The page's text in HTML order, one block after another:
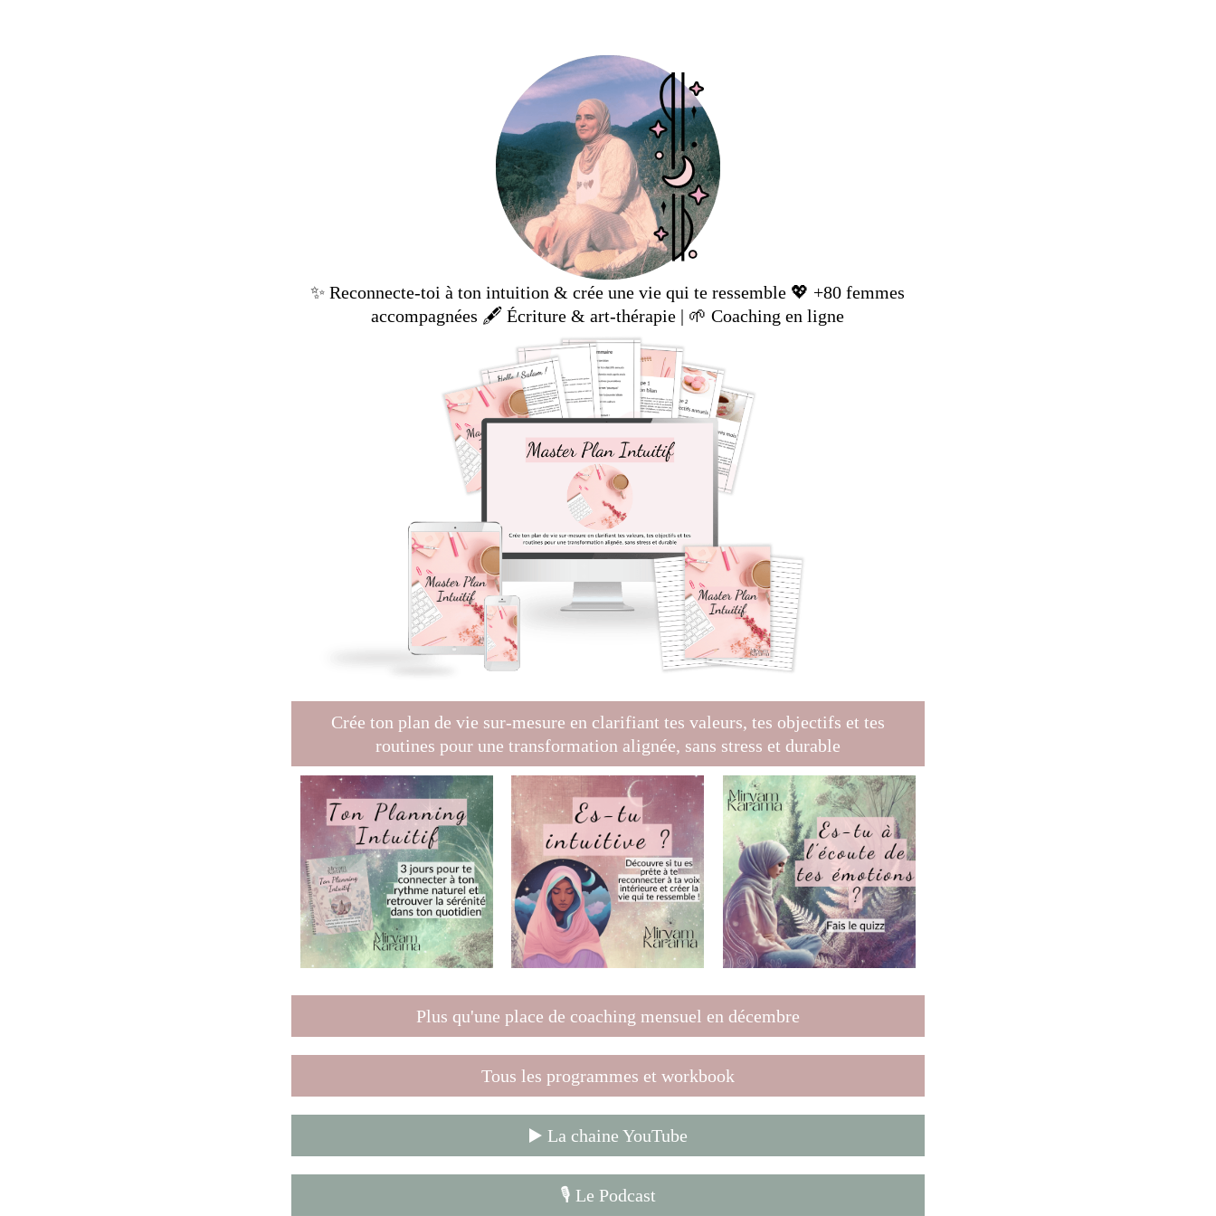
✨ Reconnecte-toi à ton intuition & crée une vie qui te ressemble 💖 +80 femmes
accompagnées 🖋️ Écriture & art-thérapie | 🌱 Coaching en ligne
Crée ton plan de vie sur-mesure en clarifiant tes valeurs, tes objectifs et tes
routines pour une transformation alignée, sans stress et durable
Plus qu'une place de coaching mensuel en décembre
Tous les programmes et workbook
▶️ La chaine YouTube
🎙️ Le Podcast